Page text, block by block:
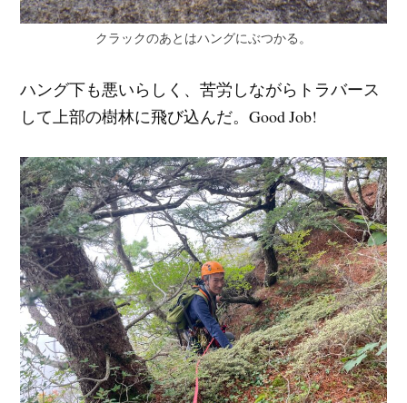
クラックのあとはハングにぶつかる。
ハング下も悪いらしく、苦労しながらトラバース
して上部の樹林に飛び込んだ。Good Job!